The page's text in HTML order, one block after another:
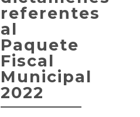
referentes
al
Paquete
Fiscal
Municipal
2022